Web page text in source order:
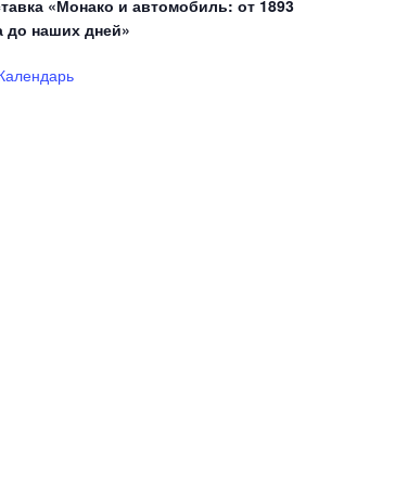
«Монако и автомобиль: от 1893
до наших дней»